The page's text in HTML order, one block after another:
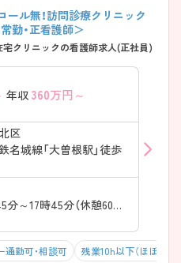
ール無！訪問診療クリニック
勤・正看護師＞
クリニックの看護師求人(正社員)
年収 360万円～
区
名城線「大曽根駅」徒歩
就業時間1:08時45分～17時45分（休憩60分）
通勤可・相談可 残業10h以下（ほぼなし）